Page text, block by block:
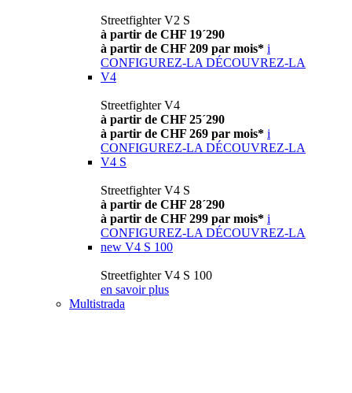
Streetfighter V2 S
à partir de CHF 19´290
à partir de CHF 209 par mois* i
CONFIGUREZ-LA DÉCOUVREZ-LA
V4
Streetfighter V4
à partir de CHF 25´290
à partir de CHF 269 par mois* i
CONFIGUREZ-LA DÉCOUVREZ-LA
V4 S
Streetfighter V4 S
à partir de CHF 28´290
à partir de CHF 299 par mois* i
CONFIGUREZ-LA DÉCOUVREZ-LA
new V4 S 100
Streetfighter V4 S 100
en savoir plus
Multistrada